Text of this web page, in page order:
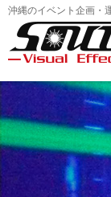
沖縄のイベント企画・